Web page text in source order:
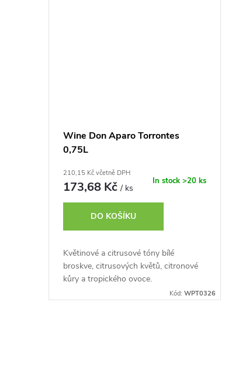
Wine Don Aparo Torrontes
0,75L
210,15 Kč včetně DPH
173,68 Kč/ ks
In stock>20 ks
DO KOŠÍKU
Květinové a citrusové tóny bílé
broskve, citrusových květů, citronové
kůry a tropického ovoce.
Kód:WPT0326